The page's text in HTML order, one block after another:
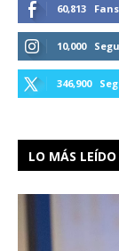
60,813 Fans
10,000
346,900
LO MÁS LEÍDO